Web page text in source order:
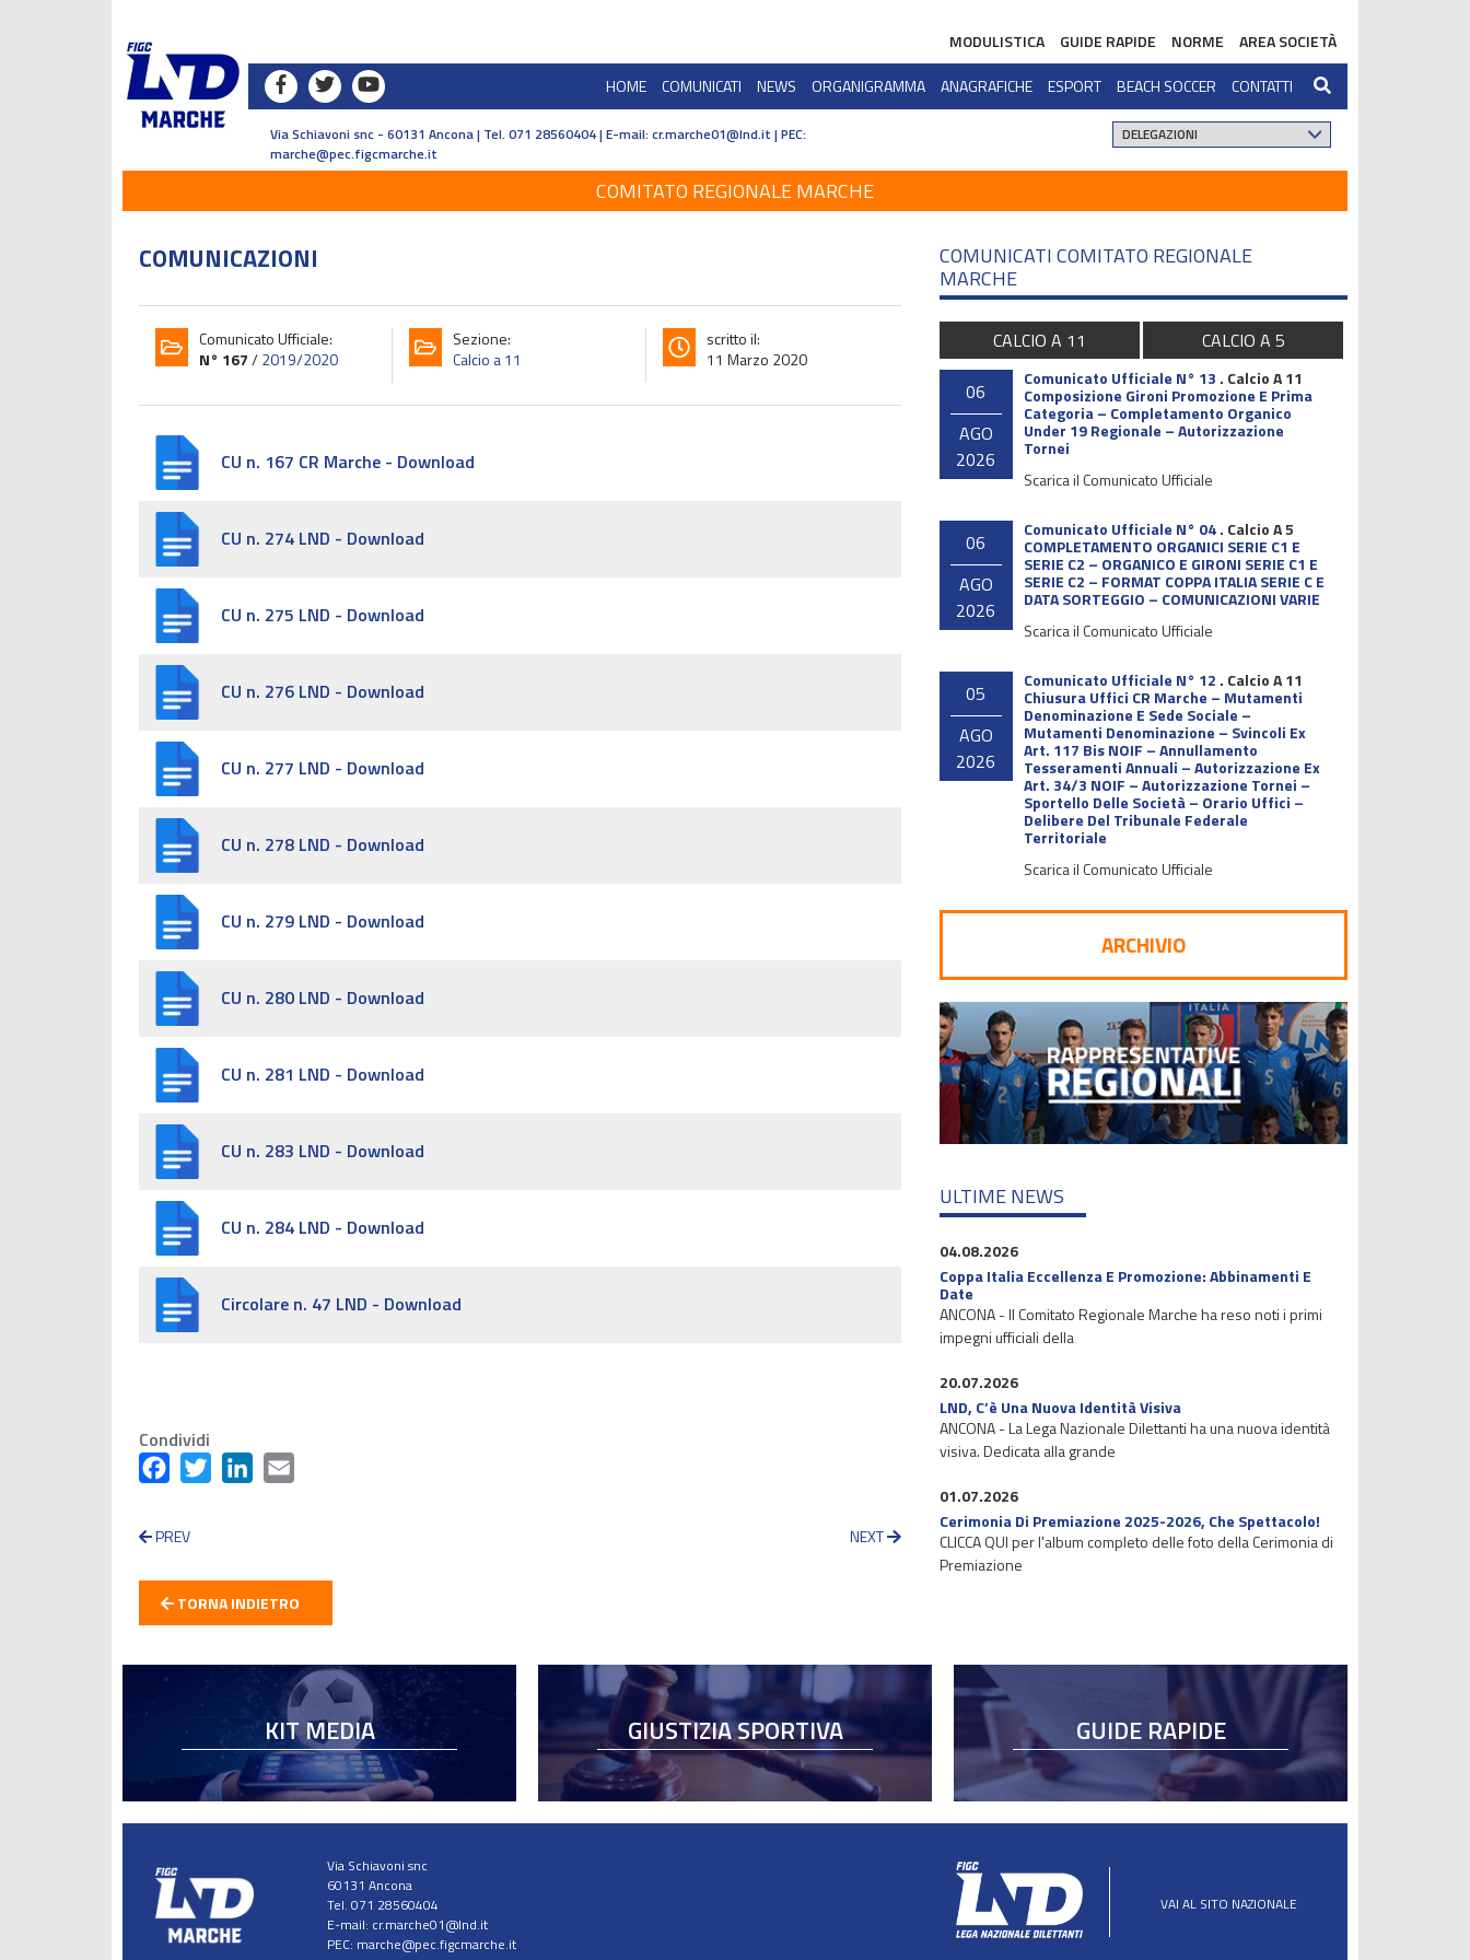
MODULISTICA GUIDE RAPIDE NORME
AREA SOCIETÀ
HOME
COMUNICATI NEWS ORGANIGRAMMA ANAGRAFICHE ESPORT BEACH SOCCER CONTATTI
Via Schiavoni snc - 60131 Ancona | Tel. 071 28560404 | E-mail: cr.marche01@lnd.it | PEC:
marche@pec.figcmarche.it
COMITATO REGIONALE MARCHE
COMUNICAZIONI
Comunicato Ufficiale:
N° 167/2019/2020
Sezione:
Calcio a 11
scritto il:
11 Marzo 2020
CU n. 167 CR Marche - Download
CU n. 274 LND - Download
CU n. 275 LND - Download
CU n. 276 LND - Download
CU n. 277 LND - Download
CU n. 278 LND - Download
CU n. 279 LND - Download
CU n. 280 LND - Download
CU n. 281 LND - Download
CU n. 283 LND - Download
CU n. 284 LND - Download
Circolare n. 47 LND - Download
Condividi
FacebookTwitter LinkedIn
PREV NEXT
TORNA INDIETRO
COMUNICATI COMITATO REGIONALE
MARCHE
CALCIO A 11
CALCIO A 5
06
AGO
2026
Comunicato Ufficiale N° 13 . Calcio A 11
Composizione Gironi Promozione E Prima
Categoria – Completamento Organico
Under 19 Regionale – Autorizzazione
Tornei
Scarica il Comunicato Ufficiale
06
AGO
2026
Comunicato Ufficiale N° 04. Calcio A 5
COMPLETAMENTO ORGANICI SERIE C1 E
SERIE C2 – ORGANICO E GIRONI SERIE C1 E
SERIE C2 – FORMAT COPPA ITALIA SERIE C E
DATA SORTEGGIO – COMUNICAZIONI VARIE
Scarica il Comunicato Ufficiale
05
AGO
2026
Comunicato Ufficiale N° 12 . Calcio A 11
Chiusura Uffici CR Marche – Mutamenti
Denominazione E Sede Sociale –
Mutamenti Denominazione – Svincoli Ex
Art. 117 Bis NOIF – Annullamento
Tesseramenti Annuali – Autorizzazione Ex
Art. 34/3 NOIF – Autorizzazione Tornei –
Sportello Delle Società – Orario Uffici –
Delibere Del Tribunale Federale
Territoriale
Scarica il Comunicato Ufficiale
ARCHIVIO
ULTIME NEWS
04.08.2026
Coppa Italia Eccellenza E Promozione: Abbinamenti E
Date
ANCONA - Il Comitato Regionale Marche ha reso noti i primi
impegni ufficiali della
20.07.2026
LND, C’è Una Nuova Identità Visiva
ANCONA - La Lega Nazionale Dilettanti ha una nuova identità
visiva. Dedicata alla grande
01.07.2026
Cerimonia Di Premiazione 2025-2026, Che Spettacolo!
CLICCA QUI per l'album completo delle foto della Cerimonia di
Premiazione
KIT MEDIA GIUSTIZIA SPORTIVA GUIDE RAPIDE
Via Schiavoni snc
60131 Ancona
Tel. 071 28560404
E-mail: cr.marche01@lnd.it
PEC: marche@pec.figcmarche.it
VAI AL SITO NAZIONALE